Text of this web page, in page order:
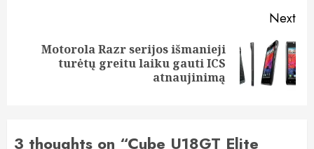
Next
Next
Motorola Razr serijos išmanieji
turėtų greitu laiku gauti ICS
atnaujinimą
3 thoughts on “Cube U18GT Elite